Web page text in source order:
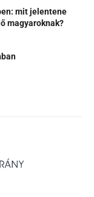
mit jelentene
magyaroknak?